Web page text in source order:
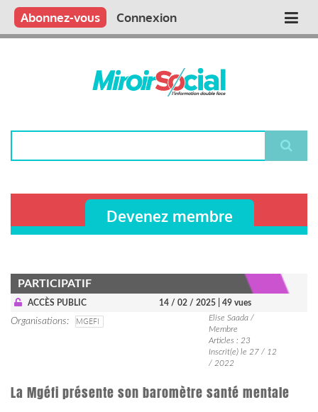
Aller
contenu
Main
Qui sommes nous ?
Vous publiez
Nous publions
Contactez-nous
Abonnez-vous Connexion
Devenez membre
PARTICIPATIF
ACCÈS PUBLIC 14 / 02 / 2025 | 49 vues
Organisations MGEFI
Elise Saada /
Membre
Articles : 23
Inscrit(e) le 27 / 12
/ 2022
La Mgéfi présente son baromètre santé mentale